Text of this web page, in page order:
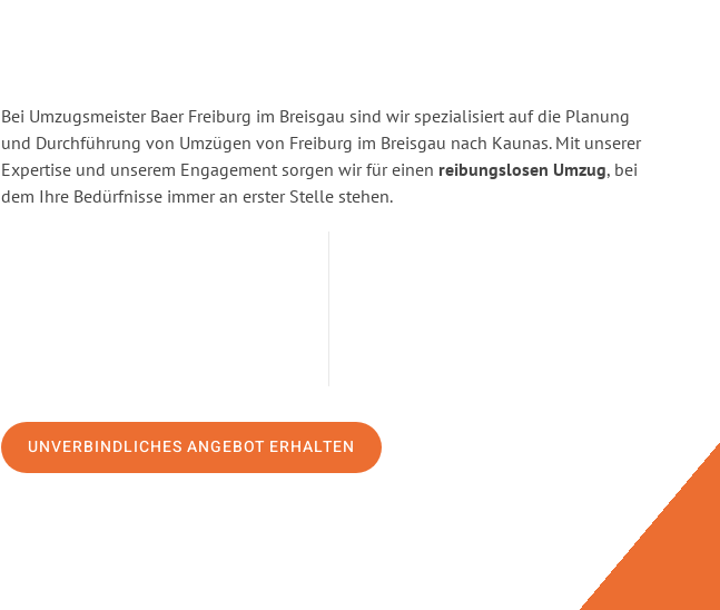
Bei Umzugsmeister Baer Freiburg im Breisgau sind wir spezialisiert auf die Planung
und Durchführung von Umzügen von Freiburg im Breisgau nach Kaunas. Mit unserer
Expertise und unserem Engagement sorgen wir für einen reibungslosen Umzug, bei
dem Ihre Bedürfnisse immer an erster Stelle stehen.
UNVERBINDLICHES ANGEBOT ERHALTEN